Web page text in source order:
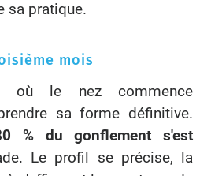
sa pratique.
mois
où le nez commence
sa forme définitive.
% du gonflement s'est
Le profil se précise, la